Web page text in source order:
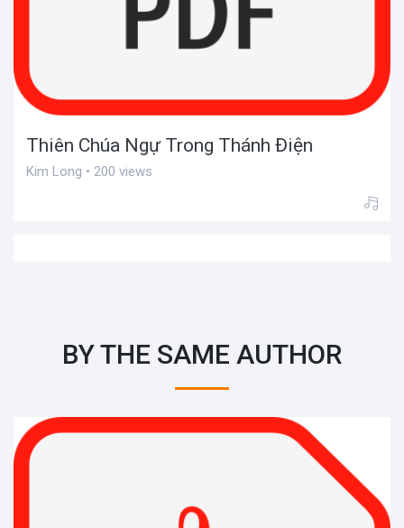
Thiên Chúa Ngự Trong Thánh Điện
Kim Long • 200 views
BY THE SAME AUTHOR